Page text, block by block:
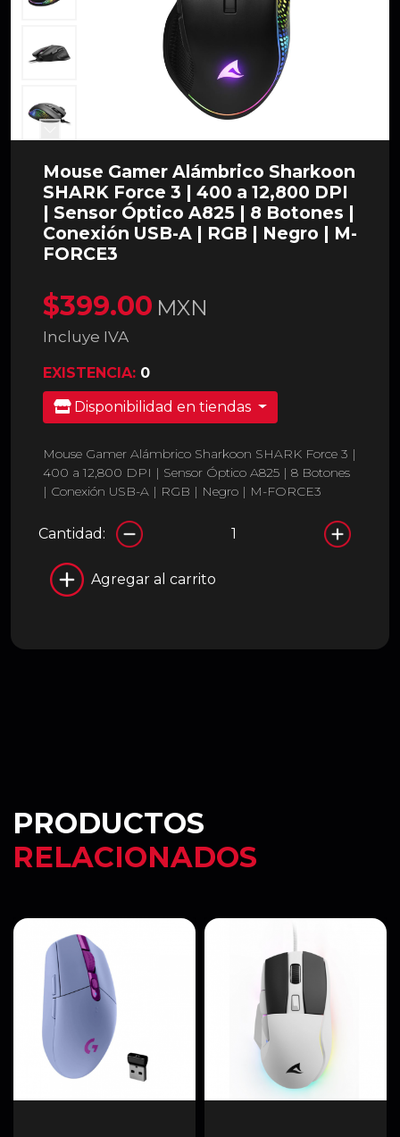
Mouse Gamer Alámbrico Sharkoon
SHARK Force 3 | 400 a 12,800 DPI
| Sensor Óptico A825 | 8 Botones |
Conexión USB-A | RGB | Negro | M-
FORCE3
$399.00 MXN
Incluye IVA
EXISTENCIA: 0
Disponibilidad en tiendas
Mouse Gamer Alámbrico Sharkoon SHARK Force 3 |
400 a 12,800 DPI | Sensor Óptico A825 | 8 Botones
| Conexión USB-A | RGB | Negro | M-FORCE3
Cantidad:
Agregar al carrito
PRODUCTOS
RELACIONADOS